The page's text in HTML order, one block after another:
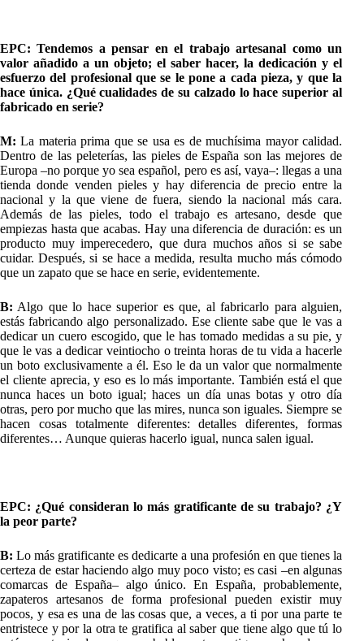
EPC: Tendemos a pensar en el trabajo artesanal como un
valor añadido a un objeto; el saber hacer, la dedicación y el
esfuerzo del profesional que se le pone a cada pieza, y que la
hace única. ¿Qué cualidades de su calzado lo hace superior al
fabricado en serie?
M:La materia prima que se usa es de muchísima mayor calidad.
Dentro de las peleterías, las pieles de España son las mejores de
Europa –no porque yo sea español, pero es así, vaya–: llegas a una
tienda donde venden pieles y hay diferencia de precio entre la
nacional y la que viene de fuera, siendo la nacional más cara.
Además de las pieles, todo el trabajo es artesano, desde que
empiezas hasta que acabas. Hay una diferencia de duración: es un
producto muy imperecedero, que dura muchos años si se sabe
cuidar. Después, si se hace a medida, resulta mucho más cómodo
que un zapato que se hace en serie, evidentemente.
B: Algo que lo hace superior es que, al fabricarlo para alguien,
estás fabricando algo personalizado. Ese cliente sabe que le vas a
dedicar un cuero escogido, que le has tomado medidas a su pie, y
que le vas a dedicar veintiocho o treinta horas de tu vida a hacerle
un boto exclusivamente a él. Eso le da un valor que normalmente
el cliente aprecia, y eso es lo más importante. También está el que
nunca haces un boto igual; haces un día unas botas y otro día
otras, pero por mucho que las mires, nunca son iguales. Siempre se
hacen cosas totalmente diferentes: detalles diferentes, formas
diferentes… Aunque quieras hacerlo igual, nunca salen igual.
EPC: ¿Qué consideran lo más gratificante de su trabajo? ¿Y
la peor parte?
B: Lo más gratificante es dedicarte a una profesión en que tienes la
certeza de estar haciendo algo muy poco visto; es casi –en algunas
comarcas de España– algo único. En España, probablemente,
zapateros artesanos de forma profesional pueden existir muy
pocos, y esa es una de las cosas que, a veces, a ti por una parte te
entristece y por la otra te gratifica al saber que tiene algo que tú lo